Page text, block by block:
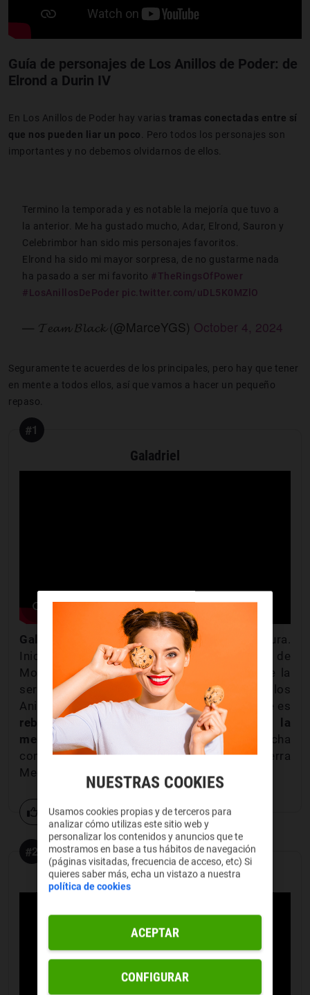
Guía de personajes de Los Anillos de Poder: de
Elrond a Durin IV
En Los Anillos de Poder hay varias tramas conectadas entre sí
que nos pueden liar un poco. Pero todos los personajes son
importantes y no debemos olvidarnos de ellos.
Termino la temporada y es notable la mejoría que tuvo a
la anterior. Me ha gustado mucho, Adar, Elrond, Sauron y
Celebrimbor han sido mis personajes favoritos.
Elrond ha sido mi mayor sorpresa, de no gustarme nada
ha pasado a ser mi favorito #TheRingsOfPower
#LosAnillosDePoder pic.twitter.com/uDL5K0MZlO
— 𝓣𝓮𝓪𝓶 𝓑𝓵𝓪𝓬𝓴 (@MarceYGS) October 4, 2024
Seguramente te acuerdes de los principales, pero hay que tener
en mente a todos ellos, así que vamos a hacer un pequeño
repaso.
#1
Galadriel
Galadriel la elfa protagonista
de la aventura.
Inicia la búsqueda de Sauron, discípulo de
Morgoth (el primer gran enemigo oscuro de la
serie). La pudimos ver en "El Señor de los
Anillos" en una versión más mayor. En la serie es
rebelde, siente una gran
devoción por la
memoria de su hermanoy sospecha
constantemente que hay algo mal en Tierra
Media.
2 votos
#2
Elrond
NUESTRAS COOKIES
Usamos cookies propias y de terceros para
analizar cómo utilizas este sitio web y
personalizar los contenidos y anuncios que te
mostramos en base a tus hábitos de navegación
(páginas visitadas, frecuencia de acceso, etc) Si
quieres saber más, echa un vistazo a nuestra
política de cookies
ACEPTAR
CONFIGURAR